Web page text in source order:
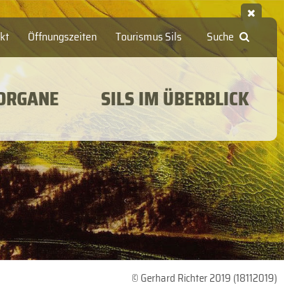
Suche
Öffnungszeiten Tourismus Sils
SILS IM ÜBERBLICK
© Gerhard Richter 2019 (18112019)